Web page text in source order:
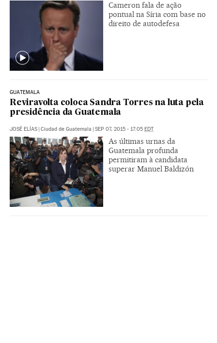
Cameron fala de ação
pontual na Síria com base no
direito de autodefesa
GUATEMALA
Reviravolta coloca Sandra Torres na luta pela
presidência da Guatemala
JOSÉ ELÍAS | Ciudad de Guatemala | SEP 07, 2015 - 17:05 EDT
As últimas urnas da
Guatemala profunda
permitiram à candidata
superar Manuel Baldizón